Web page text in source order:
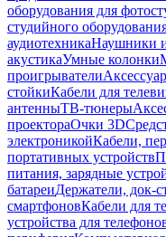
оборудования для
студийного
аудиотехникаНаушники
акустикаУмные колонки
проигрыватели
стойкиКабели для
антенныТВ-тюнеры
проектораОчки 3D
электроникойКабели,
портативных устройств
питания, зарядные
батареиДержатели, док-
смартфоновКабели для
устройства для